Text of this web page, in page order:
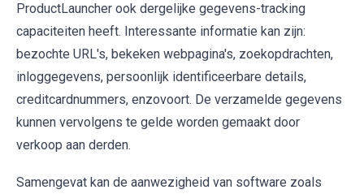
ProductLauncher ook dergelijke gegevens-tracking
capaciteiten heeft. Interessante informatie kan zijn:
bezochte URL's, bekeken webpagina's, zoekopdrachten,
inloggegevens, persoonlijk identificeerbare details,
creditcardnummers, enzovoort. De verzamelde gegevens
kunnen vervolgens te gelde worden gemaakt door
verkoop aan derden.
Samengevat kan de aanwezigheid van software zoals